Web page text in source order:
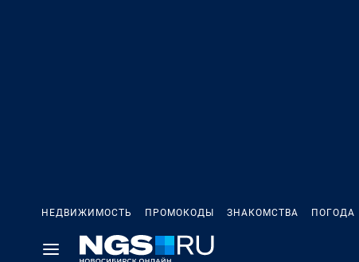
НЕДВИЖИМОСТЬ ПРОМОКОДЫ ЗНАКОМСТВА ПОГОДА